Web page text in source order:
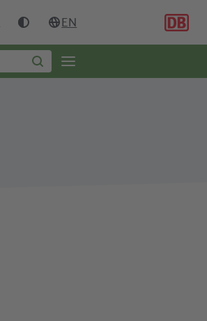
EN
Suche
starten
Öffne
Seitennavigation